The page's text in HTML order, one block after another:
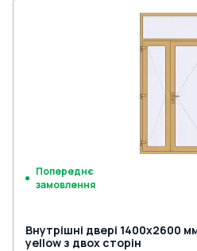
Попереднє
замовлення
Внутрішні двері 1400x2600
yellow з двох сторін